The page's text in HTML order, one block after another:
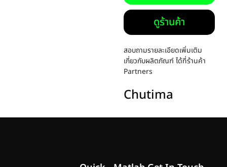
ดูร้านค้า
สอบถามรายละเอียดเพิ่มเติม
เกี่ยวกับผลิตภัณฑ์ ได้ที่ร้านค้า
Partners
Chutima